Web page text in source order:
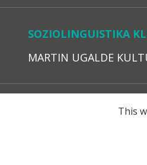
SOZIOLINGUISTIKA
MARTIN UGALDE
This